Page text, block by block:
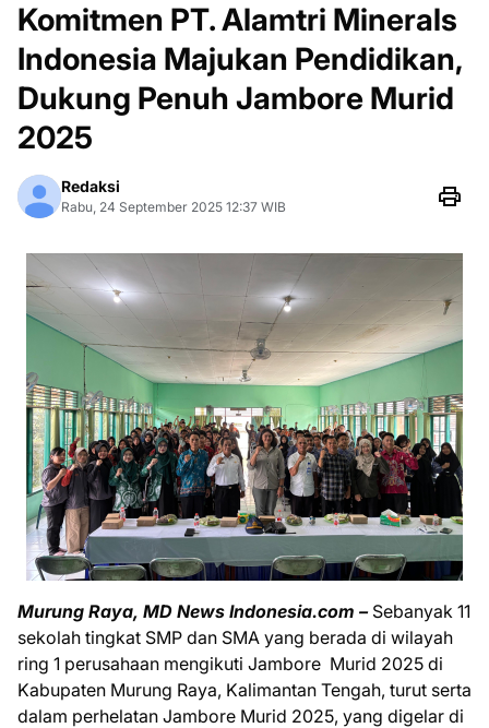
Komitmen PT. Alamtri Minerals
Indonesia Majukan Pendidikan,
Dukung Penuh Jambore Murid
2025
Redaksi
Rabu, 24 September 2025 12:37 WIB
Murung Raya, MD News Indonesia.com – Sebanyak 11
sekolah tingkat SMP dan SMA yang berada di wilayah
ring 1 perusahaan mengikuti Jambore Murid 2025 di
Kabupaten Murung Raya, Kalimantan Tengah, turut serta
dalam perhelatan Jambore Murid 2025, yang digelar di